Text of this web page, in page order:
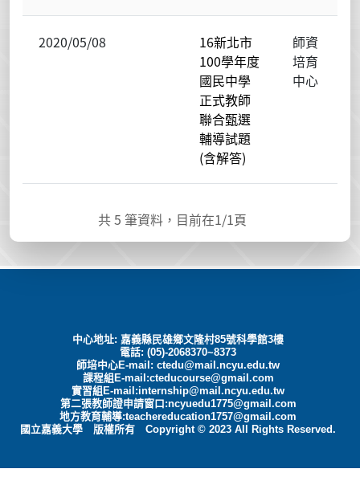
2020/05/08
16新北市
100學年度
國民中學
正式教師
聯合甄選
輔導試題
(含解答)
師資
培育
中心
共5 筆資料，目前在1/1頁
中心地址: 嘉義縣民雄鄉文隆村85號科學館3樓
電話: (05)-2068370~8373
師培中心E-mail:ctedu@mail.ncyu.edu.tw
課程組E-mail:cteducourse@gmail.com
實習組E-mail:internship@mail.ncyu.edu.tw
第二張教師證申請窗口:ncyuedu1775@gmail.com
地方教育輔導:teachereducation1757@gmail.com
國立嘉義大學 版權所有 Copyright © 2023 All Rights Reserved.